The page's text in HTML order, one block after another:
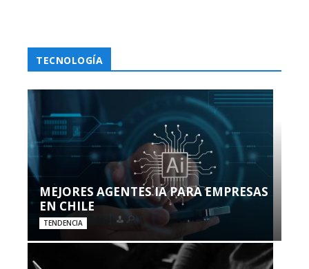
TECNOLOGÍA
MEJORES AGENTES IA PARA EMPRESAS
EN CHILE
TENDENCIA